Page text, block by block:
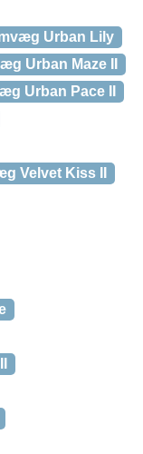
Urban Lily
Urban Maze II
Urban Pace II
Velvet Kiss II